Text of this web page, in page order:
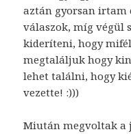
aztán gyorsan irtam
válaszok, míg végül
kideríteni, hogy
megtaláljuk hogy
lehet találni, hogy
vezette! :)))
Miután megvoltak a